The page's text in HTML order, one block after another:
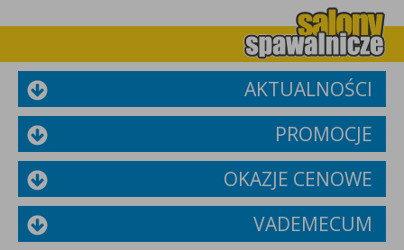
AKTUALNOŚCI
PROMOCJE
OKAZJE CENOWE
VADEMECUM